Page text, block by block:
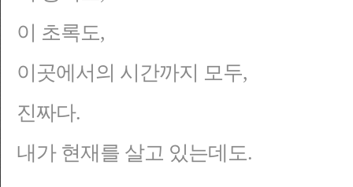
이 초록도,
이곳에서의 시간까지 모두,
진짜다.
내가 현재를 살고 있는데도.